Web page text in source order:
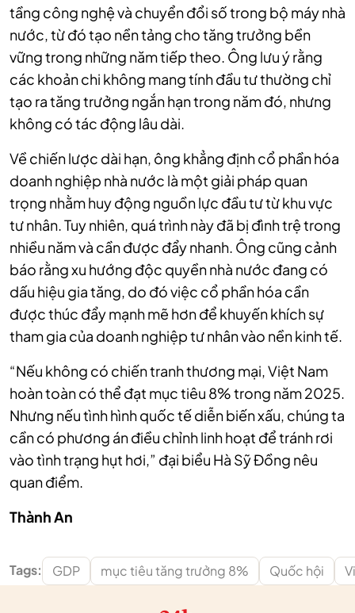
tầng công nghệ và chuyển đổi số trong bộ máy nhà
nước, từ đó tạo nền tảng cho tăng trưởng bền
vững trong những năm tiếp theo. Ông lưu ý rằng
các khoản chi không mang tính đầu tư thường chỉ
tạo ra tăng trưởng ngắn hạn trong năm đó, nhưng
không có tác động lâu dài.
Về chiến lược dài hạn, ông khẳng định cổ phần hóa
doanh nghiệp nhà nước là một giải pháp quan
trọng nhằm huy động nguồn lực đầu tư từ khu vực
tư nhân. Tuy nhiên, quá trình này đã bị đình trệ trong
nhiều năm và cần được đẩy nhanh. Ông cũng cảnh
báo rằng xu hướng độc quyền nhà nước đang có
dấu hiệu gia tăng, do đó việc cổ phần hóa cần
được thúc đẩy mạnh mẽ hơn để khuyến khích sự
tham gia của doanh nghiệp tư nhân vào nền kinh tế.
“Nếu không có chiến tranh thương mại, Việt Nam
hoàn toàn có thể đạt mục tiêu 8% trong năm 2025.
Nhưng nếu tình hình quốc tế diễn biến xấu, chúng ta
cần có phương án điều chỉnh linh hoạt để tránh rơi
vào tình trạng hụt hơi,” đại biểu Hà Sỹ Đồng nêu
quan điểm.
Thành An
Tags: GDP mục tiêu tăng trưởng 8% Quốc hội